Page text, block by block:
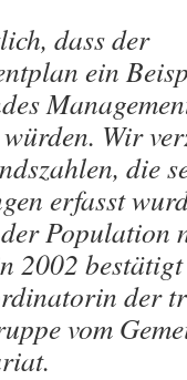
dass der
ein
Wir
die
erfasst
Population
2002
der
vom